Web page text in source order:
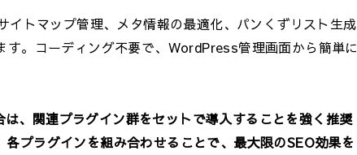
トマップ管理、メタ情報の最適化、パンくずリスト生成
。コーディング不要で、WordPress管理画面から簡単に
は、関連プラグイン群をセットで導入することを強く推奨
プラグインを組み合わせることで、最大限のSEO効果を